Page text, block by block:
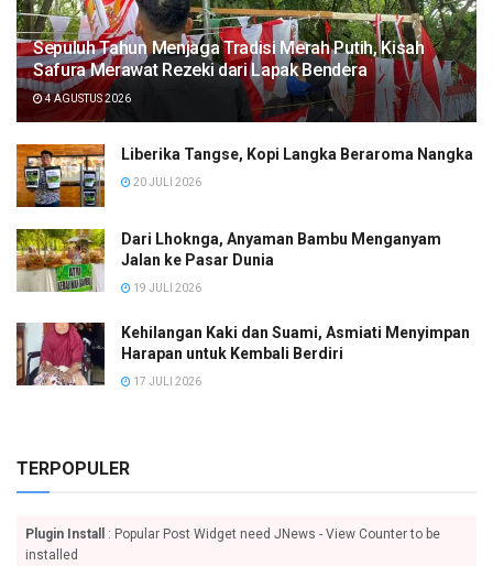
Sepuluh Tahun Menjaga Tradisi Merah Putih, Kisah
Safura Merawat Rezeki dari Lapak Bendera
4 AGUSTUS 2026
Liberika Tangse, Kopi Langka Beraroma Nangka
20 JULI 2026
Dari Lhoknga, Anyaman Bambu Menganyam
Jalan ke Pasar Dunia
19 JULI 2026
Kehilangan Kaki dan Suami, Asmiati Menyimpan
Harapan untuk Kembali Berdiri
17 JULI 2026
TERPOPULER
Plugin Install
: Popular Post Widget need JNews - View Counter to be
installed